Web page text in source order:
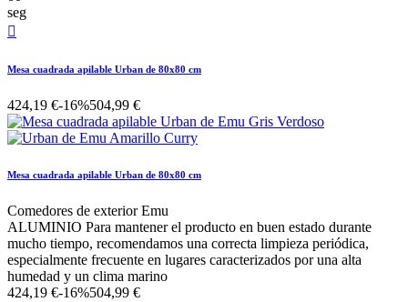
seg

Mesa cuadrada apilable Urban de 80x80 cm
424,19 €-16%504,99 €
Mesa cuadrada apilable Urban de 80x80 cm
Comedores de exterior Emu
ALUMINIO Para mantener el producto en buen estado durante
mucho tiempo, recomendamos una correcta limpieza periódica,
especialmente frecuente en lugares caracterizados por una alta
humedad y un clima marino
424,19 €-16%504,99 €